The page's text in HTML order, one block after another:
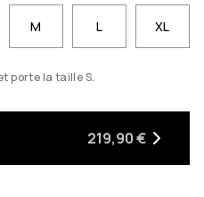
M L XL
porte la taille S.
219,90 €